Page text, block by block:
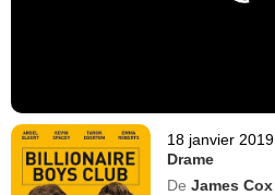
18 janvier 2019
Drame
De James Cox